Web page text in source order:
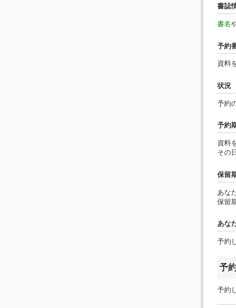
書誌
書名
予約
資料
状況
予約
予約
資料
その
保留
あな
保留
あな
予約
予
予約